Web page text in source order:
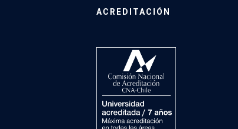
ACREDITACIÓN